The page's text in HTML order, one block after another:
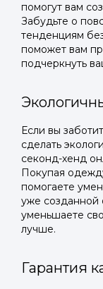
помогут вам
Забудьте о
тенденциям
поможет вам
подчеркнуть
Если вы
сделать
секонд-хенд
Покупая
помогаете
уже созданной
уменьшаете
лучше.
Гарантия